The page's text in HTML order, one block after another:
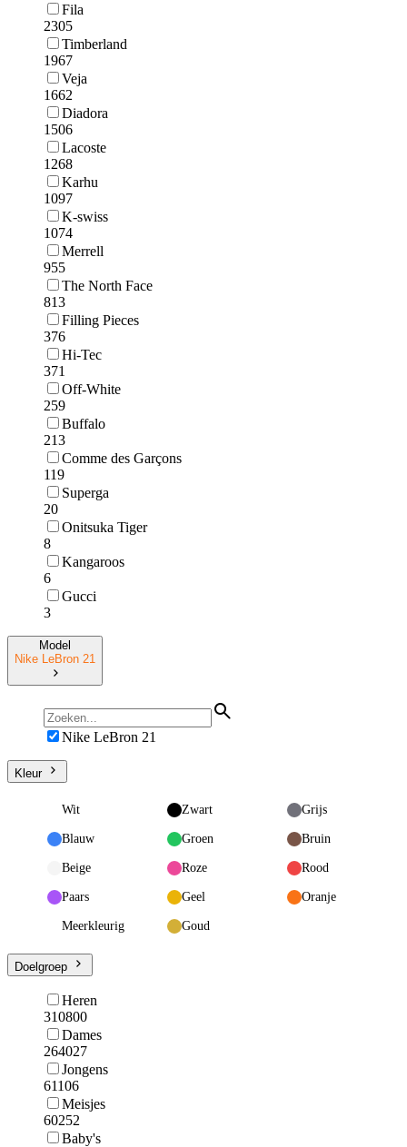
Fila
2305
Timberland
1967
Veja
1662
Diadora
1506
Lacoste
1268
Karhu
1097
K-swiss
1074
Merrell
955
The North Face
813
Filling Pieces
376
Hi-Tec
371
Off-White
259
Buffalo
213
Comme des Garçons
119
Superga
20
Onitsuka Tiger
8
Kangaroos
6
Gucci
3
Model
Nike LeBron 21
Nike LeBron 21
Kleur
Wit Zwart Grijs
Blauw Groen Bruin
Beige Roze Rood
Paars Geel Oranje
Meerkleurig Goud
Doelgroep
Heren
310800
Dames
264027
Jongens
61106
Meisjes
60252
Baby's